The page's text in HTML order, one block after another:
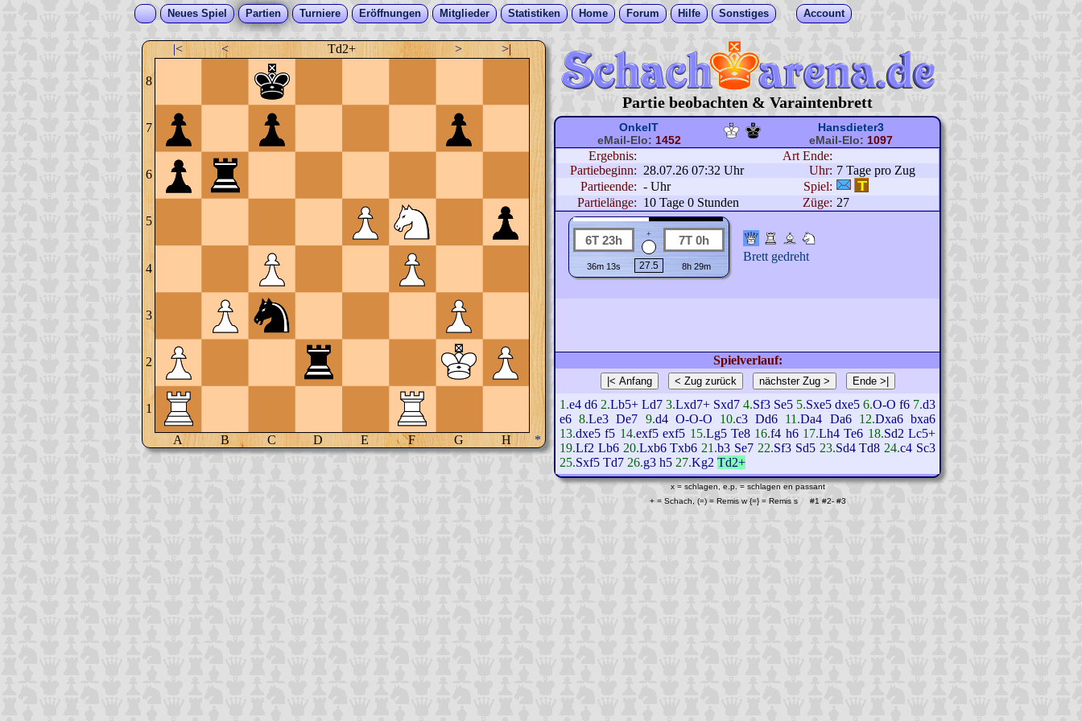
Neues Spiel Partien Turniere Eröffnungen Mitglieder Statistiken Home Forum Hilfe Sonstiges Account
|< < Td2+ > >|
8
7
6
5
4
3
2
1
A B C D E F G H *
Partie beobachten & Varaintenbrett
OnkelT
eMail-Elo: 1452
Hansdieter3
eMail-Elo: 1097
Ergebnis:
Art Ende:
Partiebeginn: 28.07.26 07:32 Uhr Uhr: 7 Tage pro Zug
Partieende: - Uhr
Spiel:
Partielänge: 10 Tage 0 Stunden Züge: 27
+
Brett gedreht
Spielverlauf:
1.e4 d6 2.Lb5+ Ld7 3.Lxd7+ Sxd7 4.Sf3 Se5 5.Sxe5 dxe5 6.O-O f6 7.d3
e6 8.Le3 De7 9.d4 O-O-O 10.c3 Dd6 11.Da4 Da6 12.Dxa6 bxa6
13.dxe5 f5 14.exf5 exf5 15.Lg5 Te8 16.f4 h6 17.Lh4 Te6 18.Sd2 Lc5+
19.Lf2 Lb6 20.Lxb6 Txb6 21.b3 Se7 22.Sf3 Sd5 23.Sd4 Td8 24.c4 Sc3
25.Sxf5 Td7 26.g3 h5 27.Kg2 Td2+
x = schlagen, e.p. = schlagen en passant
+ = Schach, (=) = Remis w {=} = Remis s #1 #2-#3